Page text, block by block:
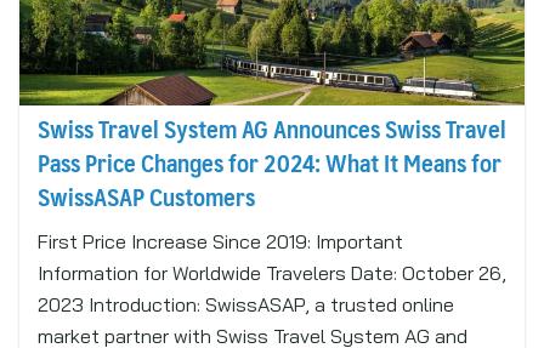
Swiss Travel System AG Announces Swiss Travel
Pass Price Changes for 2024: What It Means for
SwissASAP Customers
First Price Increase Since 2019: Important
Information for Worldwide Travelers Date: October 26,
2023 Introduction: SwissASAP, a trusted online
market partner with Swiss Travel System AG and